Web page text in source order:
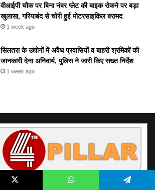
वीआईपी चौक पर बिना नंबर प्लेट की बाइक रोकने पर बड़ा
खुलासा, गरियाबंद से चोरी हुई मोटरसाइकिल बरामद
1 week ago
सिलतरा के उद्योगों में अवैध प्रवासियों व बाहरी श्रमिकों की
जानकारी देना अनिवार्य, पुलिस ने जारी किए सख्त निर्देश
1 week ago